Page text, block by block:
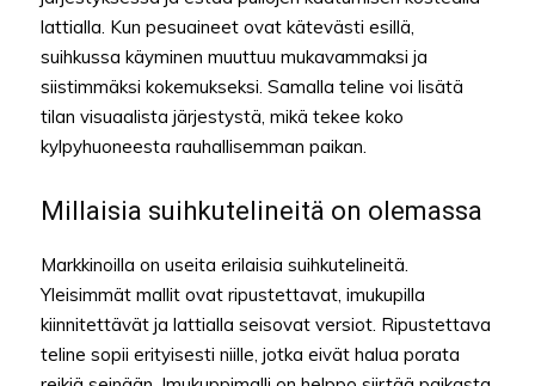
lattialla. Kun pesuaineet ovat kätevästi esillä,
suihkussa käyminen muuttuu mukavammaksi ja
siistimmäksi kokemukseksi. Samalla teline voi lisätä
tilan visuaalista järjestystä, mikä tekee koko
kylpyhuoneesta rauhallisemman paikan.
Millaisia suihkutelineitä on olemassa
Markkinoilla on useita erilaisia suihkutelineitä.
Yleisimmät mallit ovat ripustettavat, imukupilla
kiinnitettävät ja lattialla seisovat versiot. Ripustettava
teline sopii erityisesti niille, jotka eivät halua porata